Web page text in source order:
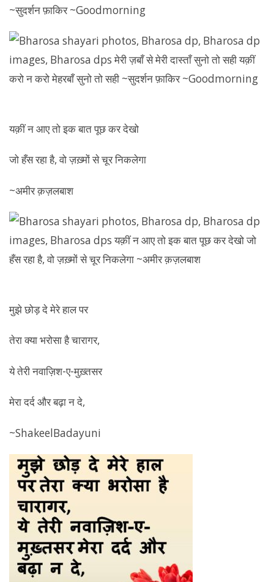
~सुदर्शन फ़ाकिर ~Goodmorning
यक़ीं न आए तो इक बात पूछ कर देखो
जो हँस रहा है, वो ज़ख़्मों से चूर निकलेगा
~अमीर क़ज़लबाश
मुझे छोड़ दे मेरे हाल पर
तेरा क्या भरोसा है चारागर,
ये तेरी नवाज़िश-ए-मुख़्तसर
मेरा दर्द और बढ़ा न दे,
~ShakeelBadayuni